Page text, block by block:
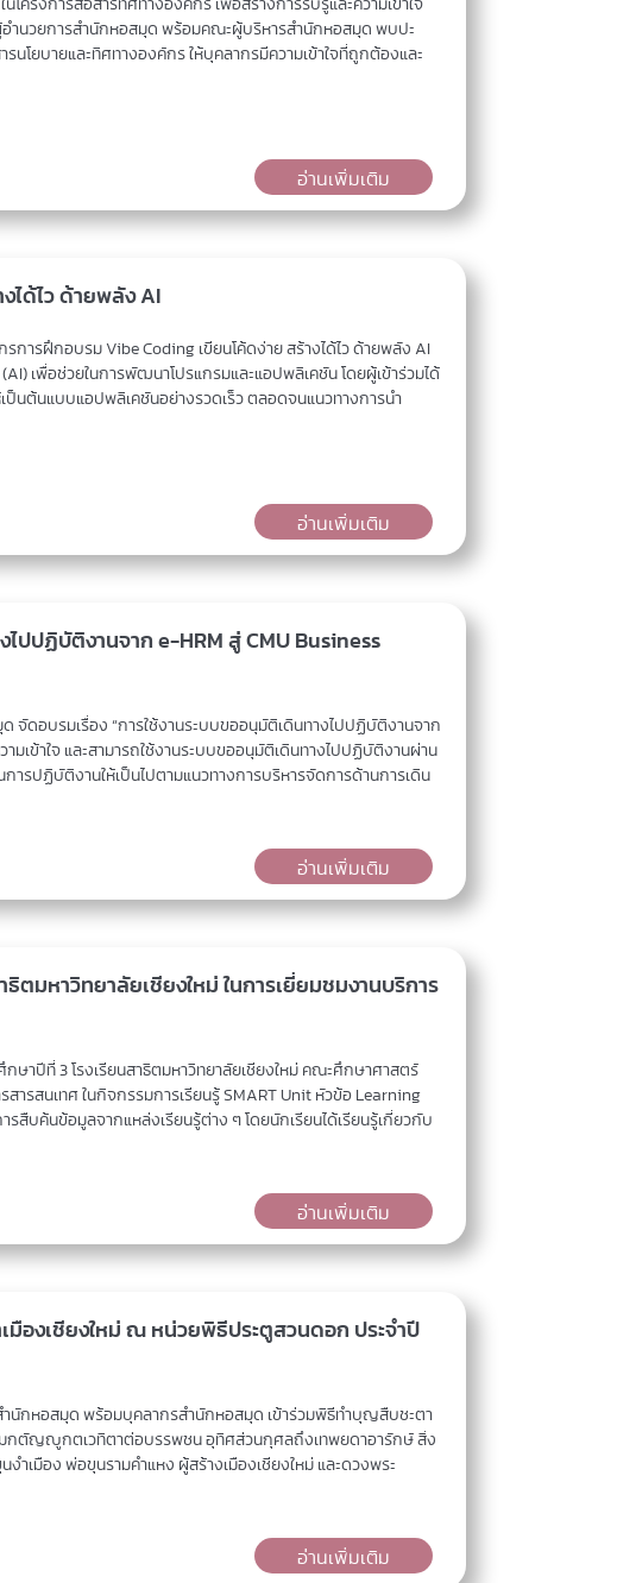
รงการสื่อสารทิศทางองค์กร เพื่อสร้างการรับรู้และความเข้าใจ
ำนวยการสำนักหอสมุด พร้อมคณะผู้บริหารสำนักหอสมุด พบปะ
โยบายและทิศทางองค์กร ให้บุคลากรมีความเข้าใจที่ถูกต้องและ
อ่านเพิ่มเติม
ได้ไว ด้ายพลัง AI
ารฝึกอบรม Vibe Coding เขียนโค้ดง่าย สร้างได้ไว ด้ายพลัง AI
เพื่อช่วยในการพัฒนาโปรแกรมและแอปพลิเคชัน โดยผู้เข้าร่วมได้
เป็นต้นแบบแอปพลิเคชันอย่างรวดเร็ว ตลอดจนแนวทางการนำ
อ่านเพิ่มเติม
ไปปฏิบัติงานจาก e-HRM สู่ CMU Business
จัดอบรมเรื่อง “การใช้งานระบบขออนุมัติเดินทางไปปฏิบัติงานจาก
มเข้าใจ และสามารถใช้งานระบบขออนุมัติเดินทางไปปฏิบัติงานผ่าน
รปฏิบัติงานให้เป็นไปตามแนวทางการบริหารจัดการด้านการเดิน
อ่านเพิ่มเติม
ตมหาวิทยาลัยเชียงใหม่ ในการเยี่ยมชมงานบริการ
าปีที่ 3 โรงเรียนสาธิตมหาวิทยาลัยเชียงใหม่ คณะศึกษาศาสตร์
สารสนเทศ ในกิจกรรมการเรียนรู้ SMART Unit หัวข้อ Learning
สืบค้นข้อมูลจากแหล่งเรียนรู้ต่าง ๆ โดยนักเรียนได้เรียนรู้เกี่ยวกับ
อ่านเพิ่มเติม
องเชียงใหม่ ณ หน่วยพิธีประตูสวนดอก ประจำปี
นักหอสมุด พร้อมบุคลากรสำนักหอสมุด เข้าร่วมพิธีทำบุญสืบชะตา
มกตัญญูกตเวทิตาต่อบรรพชน อุทิศส่วนกุศลถึงเทพยดาอารักษ์ สิ่ง
มือง พ่อขุนรามคำแหง ผู้สร้างเมืองเชียงใหม่ และดวงพระ
อ่านเพิ่มเติม